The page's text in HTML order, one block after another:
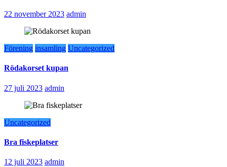
22 november 2023 admin
Förening insamling Uncategorized
Rödakorset kupan
27 juli 2023 admin
Uncategorized
Bra fiskeplatser
12 juli 2023 admin